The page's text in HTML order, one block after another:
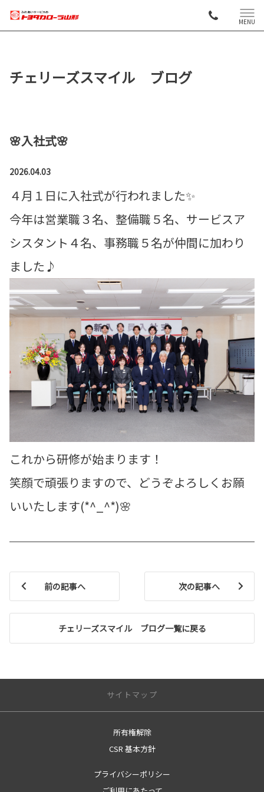
MENU
チェリーズスマイル ブログ
🌸入社式🌸
2026.04.03
４月１日に入社式が行われました✨
今年は営業職３名、整備職５名、サービスア
シスタント４名、事務職５名が仲間に加わり
ました♪
これから研修が始まります！
笑顔で頑張りますので、どうぞよろしくお願
いいたします(*^_^*)🌸
前の記事へ
チェリーズスマイル ブログ一覧に戻る
次の記事へ
サイトマップ
所有権解除
CSR 基本方針
プライバシーポリシー